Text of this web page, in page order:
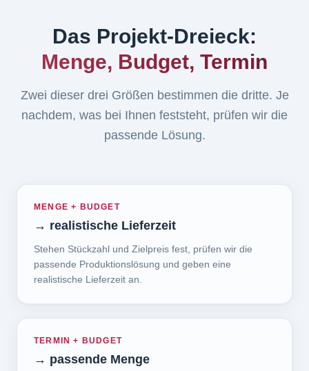
Das Projekt-Dreieck:
Menge, Budget, Termin
Zwei dieser drei Größen bestimmen die dritte. Je
nachdem, was bei Ihnen feststeht, prüfen wir die
passende Lösung.
MENGE + BUDGET
→ realistische Lieferzeit
Stehen Stückzahl und Zielpreis fest, prüfen wir die
passende Produktionslösung und geben eine
realistische Lieferzeit an.
TERMIN + BUDGET
→ passende Menge